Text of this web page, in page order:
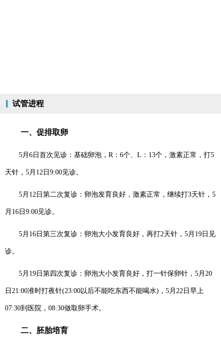
试管进程
一、促排取卵
5月6日首次见诊：基础卵泡，R：6个、L：13个，激素正常，打5
天针，5月12日9:00见诊。
5月12日第二次复诊：卵泡发育良好，激素正常，继续打3天针，5
月16日9:00见诊。
5月16日第三次复诊：卵泡大小发育良好，再打2天针，5月19日见
诊。
5月19日第四次复诊：卵泡大小发育良好，打一针保卵针，5月20
日21:00准时打夜针(23:00以后不能吃东西不能喝水)，5月22日早上
07:30到医院，08:30做取卵手术。
二、胚胎培育